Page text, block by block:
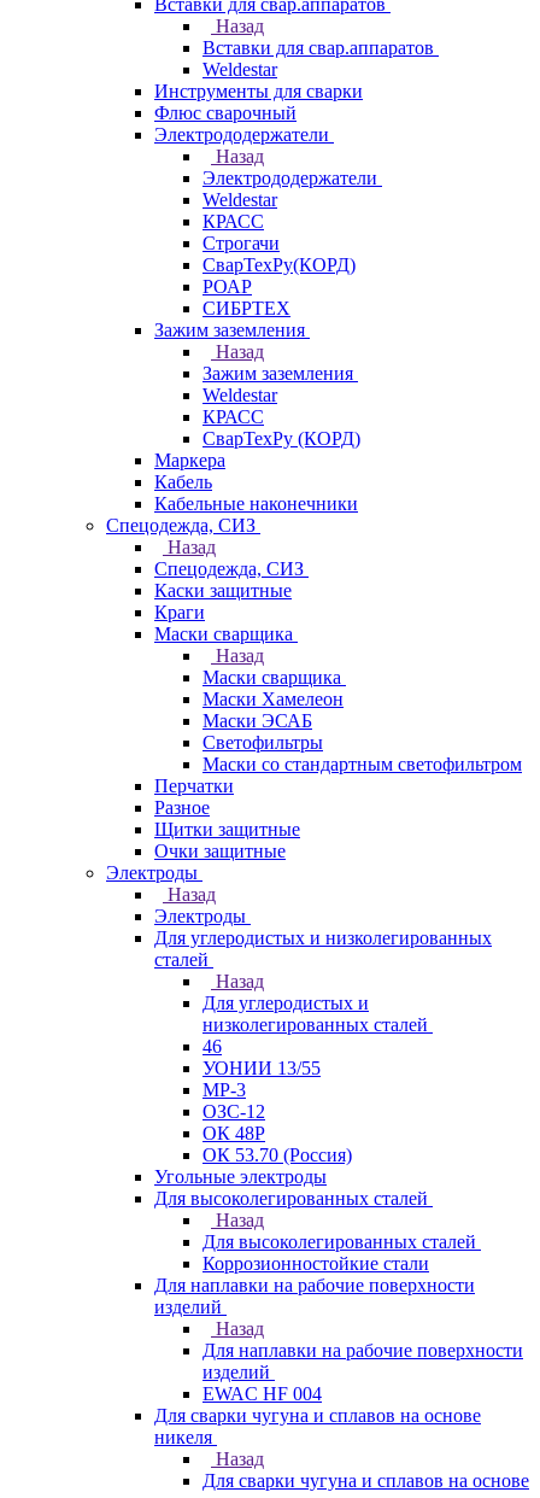
Вставки для свар.аппаратов
Назад
Вставки для свар.аппаратов
Weldestar
Инструменты для сварки
Флюс сварочный
Электрододержатели
Назад
Электрододержатели
Weldestar
КРАСС
Строгачи
СварТехРу(КОРД)
РОАР
СИБРТЕХ
Зажим заземления
Назад
Зажим заземления
Weldestar
КРАСС
СварТехРу (КОРД)
Маркера
Кабель
Кабельные наконечники
Спецодежда, СИЗ
Назад
Спецодежда, СИЗ
Каски защитные
Краги
Маски сварщика
Назад
Маски сварщика
Маски Хамелеон
Маски ЭСАБ
Светофильтры
Маски со стандартным светофильтром
Перчатки
Разное
Щитки защитные
Очки защитные
Электроды
Назад
Электроды
Для углеродистых и низколегированных
сталей
Назад
Для углеродистых и
низколегированных сталей
46
УОНИИ 13/55
МР-3
ОЗС-12
ОК 48Р
ОК 53.70 (Россия)
Угольные электроды
Для высоколегированных сталей
Назад
Для высоколегированных сталей
Коррозионностойкие стали
Для наплавки на рабочие поверхности
изделий
Назад
Для наплавки на рабочие поверхности
изделий
EWAC HF 004
Для сварки чугуна и сплавов на основе
никеля
Назад
Для сварки чугуна и сплавов на основе